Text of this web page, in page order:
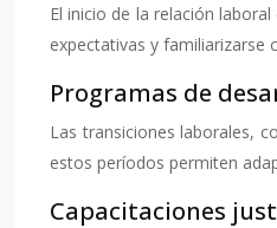
El inicio de la relación
expectativas y familiarizarse
Programas de
Las transiciones laborales,
estos períodos permiten
Capacitaciones